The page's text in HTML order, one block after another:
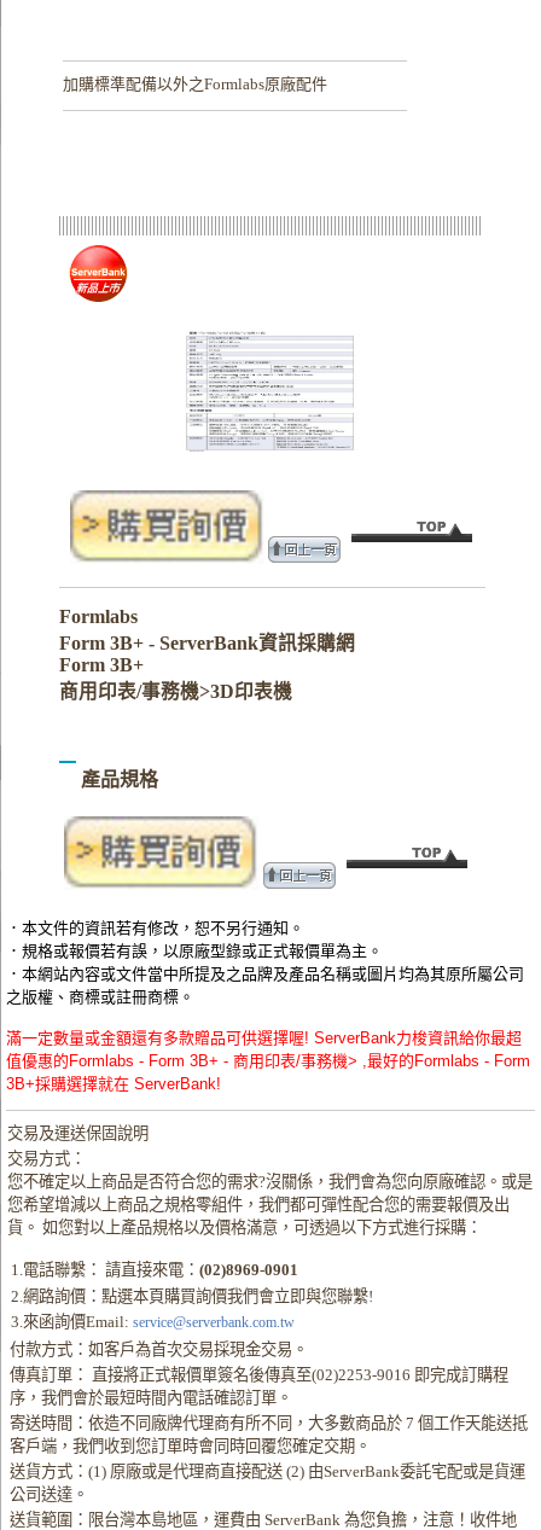
加購標準配備以外之Formlabs原廠配件
Formlabs
Form 3B+ - ServerBank資訊採購網
Form 3B+
商用印表/事務機>3D印表機
產品規格
．本文件的資訊若有修改，恕不另行通知。
．規格或報價若有誤，以原廠型錄或正式報價單為主。
．本網站內容或文件當中所提及之品牌及產品名稱或圖片均為其原所屬公司
之版權、商標或註冊商標。
滿一定數量或金額還有多款贈品可供選擇喔! ServerBank力梭資訊給你最超
值優惠的Formlabs - Form 3B+ - 商用印表/事務機> ,最好的Formlabs - Form
3B+採購選擇就在 ServerBank!
交易及運送保固說明
交易方式：
您不確定以上商品是否符合您的需求?沒關係，我們會為您向原廠確認。或是
您希望增減以上商品之規格零組件，我們都可彈性配合您的需要報價及出
貨。 如您對以上產品規格以及價格滿意，可透過以下方式進行採購：
1.電話聯繫： 請直接來電：(02)8969-0901
2.網路詢價：點選本頁購買詢價我們會立即與您聯繫!
3.來函詢價Email: service@serverbank.com.tw
付款方式：如客戶為首次交易採現金交易。
傳真訂單： 直接將正式報價單簽名後傳真至(02)2253-9016 即完成訂購程
序，我們會於最短時間內電話確認訂單。
寄送時間：依造不同廠牌代理商有所不同，大多數商品於 7 個工作天能送抵
客戶端，我們收到您訂單時會同時回覆您確定交期。
送貨方式：(1) 原廠或是代理商直接配送 (2) 由ServerBank委託宅配或是貨運
公司送達。
送貨範圍：限台灣本島地區，運費由 ServerBank 為您負擔，注意！收件地